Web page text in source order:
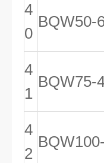
4
0
BQW50-
4
1
BQW75-
4
2